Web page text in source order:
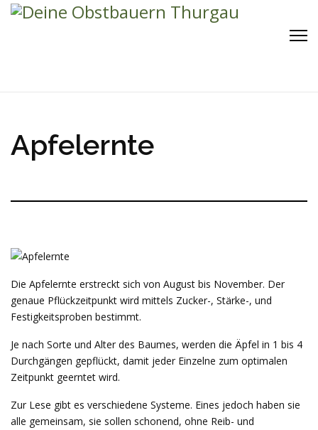
Apfelernte
Die Apfelernte erstreckt sich von August bis November. Der
genaue Pflückzeitpunkt wird mittels Zucker-, Stärke-, und
Festigkeitsproben bestimmt.
Je nach Sorte und Alter des Baumes, werden die Äpfel in 1 bis 4
Durchgängen gepflückt, damit jeder Einzelne zum optimalen
Zeitpunkt geerntet wird.
Zur Lese gibt es verschiedene Systeme. Eines jedoch haben sie
alle gemeinsam, sie sollen schonend, ohne Reib- und